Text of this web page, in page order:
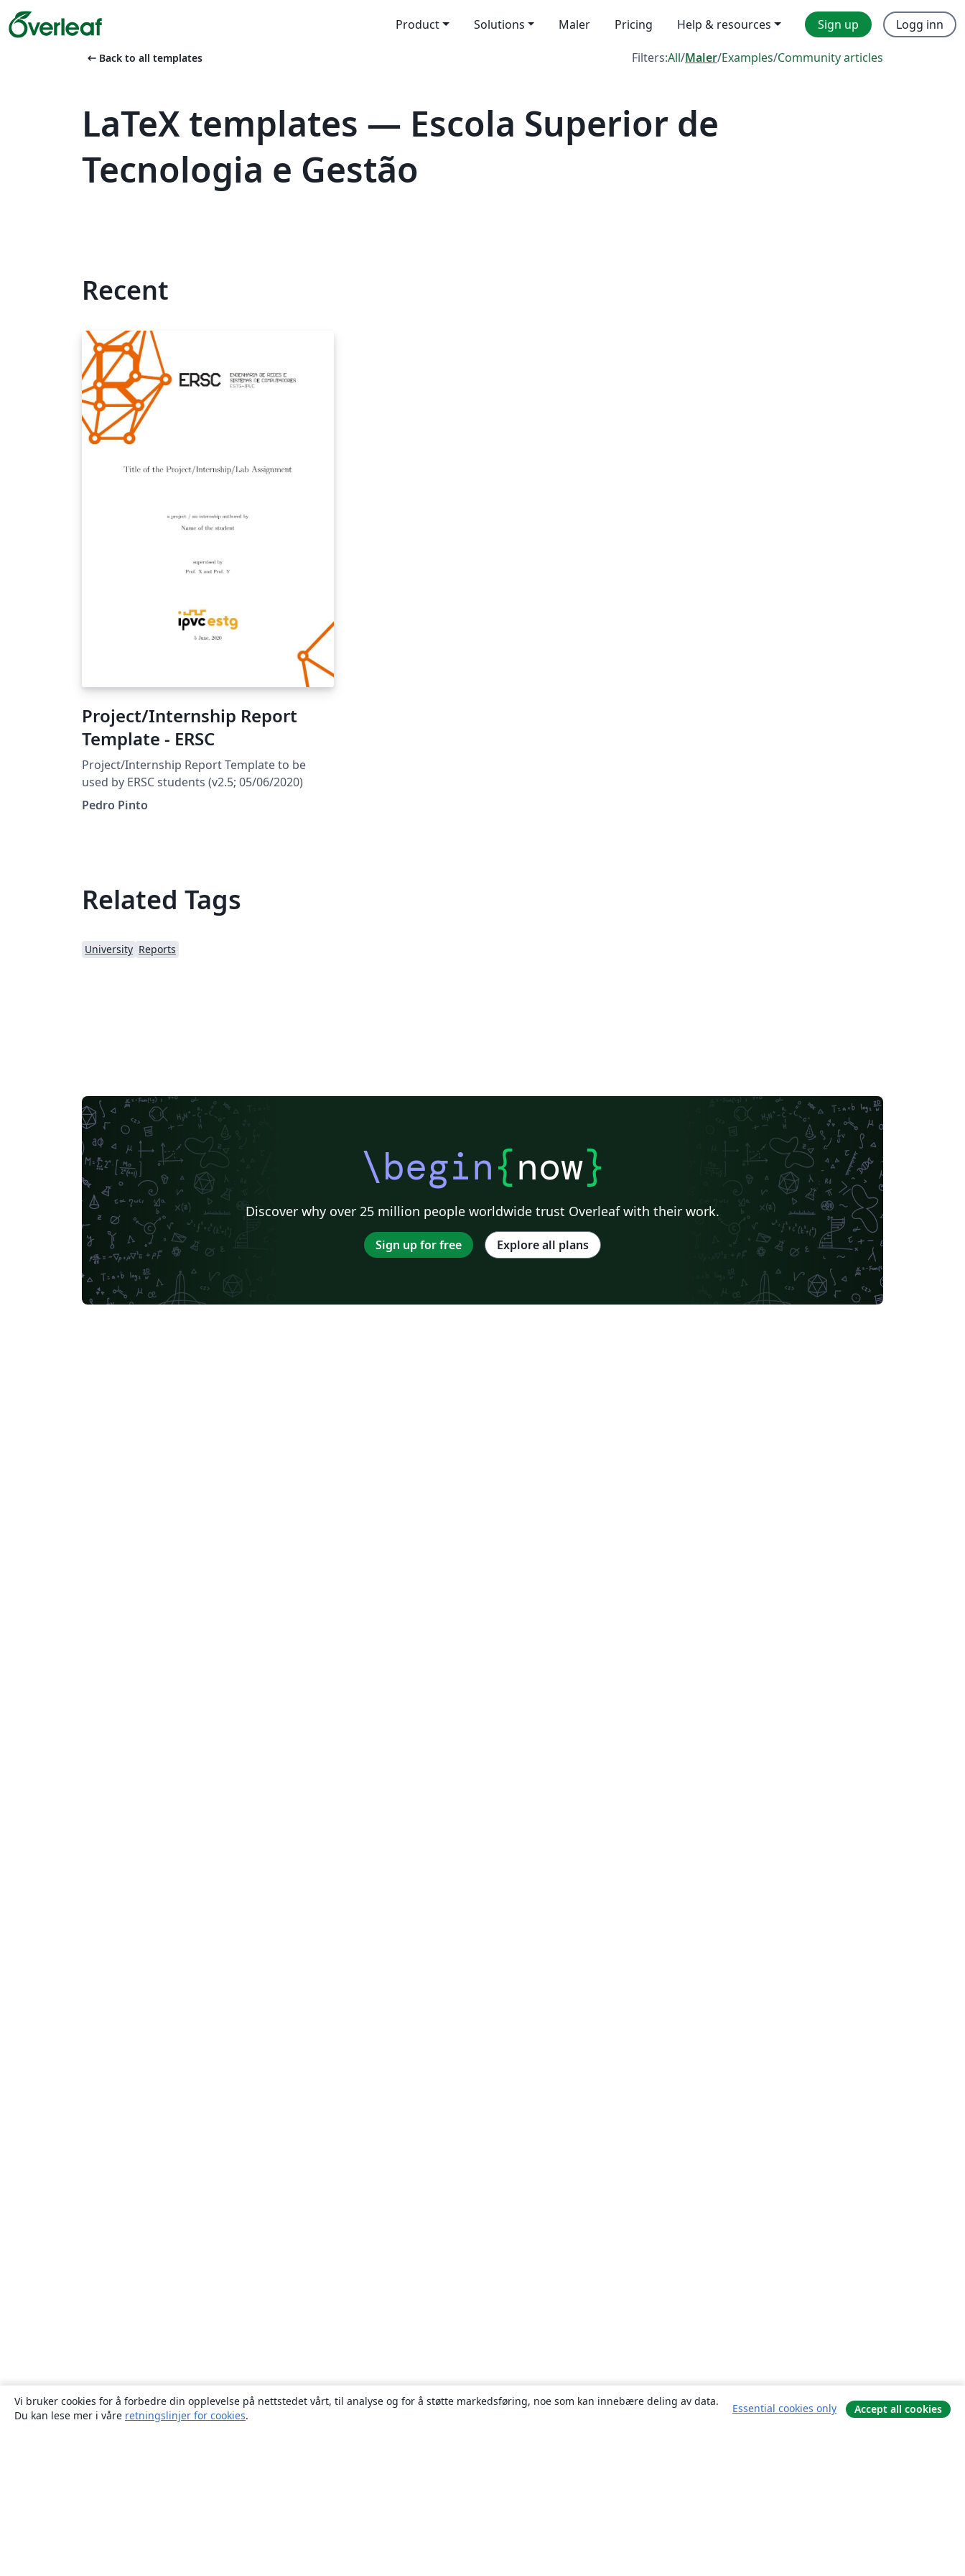
Product Solutions Maler Pricing Help & resources Sign up Logg inn
arrow_left_alt Back to all templates Filters:All/Maler/Examples/Community articles
LaTeX templates — Escola Superior de
Tecnologia e Gestão
Recent
Project/Internship Report
Template - ERSC
Project/Internship Report Template to be
used by ERSC students (v2.5; 05/06/2020)
Pedro Pinto
Related Tags
University Reports
\begin{now}
Discover why over 25 million people worldwide trust Overleaf with their work.
Sign up for free Explore all plans
Vi bruker cookies for å forbedre din opplevelse på nettstedet vårt, til analyse og for å støtte markedsføring, noe som kan innebære deling av data.
Du kan lese mer i våre retningslinjer for cookies.
Essential cookies only Accept all cookies